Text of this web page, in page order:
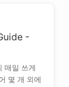
-
매일 쓰게
몇 개 외에